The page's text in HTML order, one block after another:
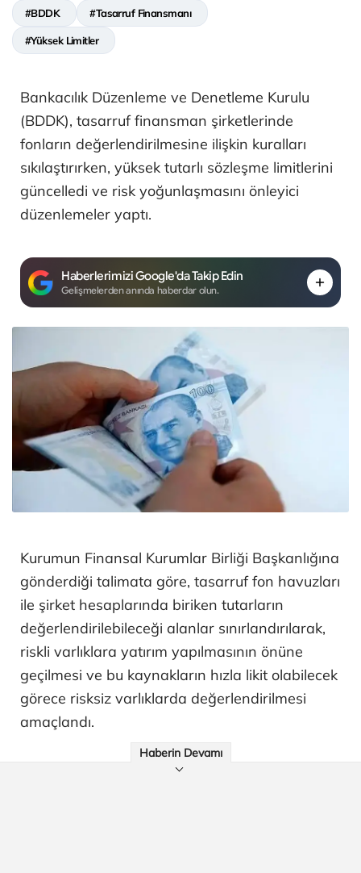
#BDDK #Tasarruf Finansmanı
#Yüksek Limitler
Bankacılık Düzenleme ve Denetleme Kurulu
(BDDK), tasarruf finansman şirketlerinde
fonların değerlendirilmesine ilişkin kuralları
sıkılaştırırken, yüksek tutarlı sözleşme limitlerini
güncelledi ve risk yoğunlaşmasını önleyici
düzenlemeler yaptı.
Haberlerimizi Google'da Takip Edin
Gelişmelerden anında haberdar olun.
Kurumun Finansal Kurumlar Birliği Başkanlığına
gönderdiği talimata göre, tasarruf fon havuzları
ile şirket hesaplarında biriken tutarların
değerlendirilebileceği alanlar sınırlandırılarak,
riskli varlıklara yatırım yapılmasının önüne
geçilmesi ve bu kaynakların hızla likit olabilecek
görece risksiz varlıklarda değerlendirilmesi
amaçlandı.
Haberin Devamı